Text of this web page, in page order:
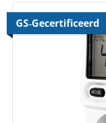
GS‑Gecertificeerd